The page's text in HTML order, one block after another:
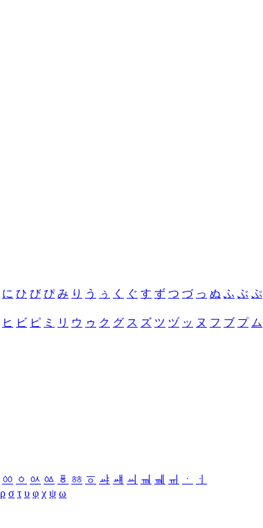
に ひ び ぴ み り う ぅ く ぐ す ず つ づ っ ぬ ふ ぶ ぷ
ヒ ビ ピ ミ リ ウ ゥ ク グ ス ズ ツ ヅ ッ ヌ フ ブ プ ム
ㆀ ㆁ ㆂ ㆃ ㆄ ㆅ ㆆ ㆇ ㆈ ㆉ ㆊ ㆋ ㆌ ㆍ
ㆎ
ρ σ τ υ φ χ ψ ω